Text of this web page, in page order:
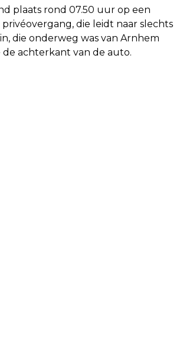
plaats rond 07.50 uur op een
die leidt naar slechts
die onderweg was van Arnhem
de achterkant van de auto.